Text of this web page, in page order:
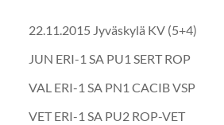
22.11.2015 Jyväskylä KV (5+4)
JUN ERI-1 SA PU1 SERT ROP
VAL ERI-1 SA PN1 CACIB VSP
VET ERI-1 SA PU2 ROP-VET